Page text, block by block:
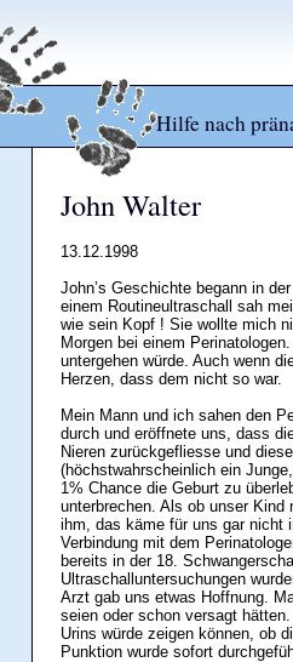
Hilfe nach
John Walter
13.12.1998
John’s Geschichte begann in
einem Routineultraschall sah
wie sein Kopf ! Sie wollte mich
Morgen bei einem
untergehen würde. Auch wenn
Herzen, dass dem nicht so war.
Mein Mann und ich sahen den
durch und eröffnete uns, dass
Nieren zurückgefliesse und
(höchstwahrscheinlich ein
1% Chance die Geburt zu
unterbrechen. Als ob unser
ihm, das käme für uns gar nicht
Verbindung mit dem
bereits in der 18.
Ultraschalluntersuchungen
Arzt gab uns etwas Hoffnung.
seien oder schon versagt
Urins würde zeigen können, ob
Punktion wurde sofort